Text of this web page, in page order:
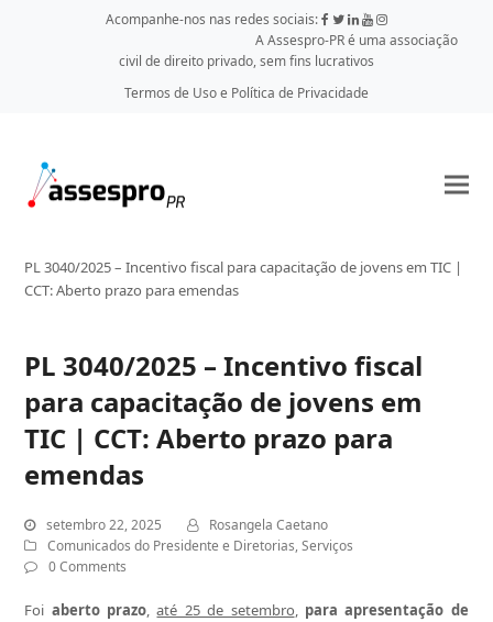
Acompanhe-nos nas redes sociais:
A Assespro-PR é uma associação
civil de direito privado, sem fins lucrativos
Termos de Uso e Política de Privacidade
PL 3040/2025 – Incentivo fiscal para capacitação de jovens em TIC |
CCT: Aberto prazo para emendas
PL 3040/2025 – Incentivo fiscal
para capacitação de jovens em
TIC | CCT: Aberto prazo para
emendas
setembro 22, 2025
Rosangela Caetano
Comunicados do Presidente e Diretorias,Serviços
0 Comments
Foi aberto prazo, até 25 de setembro,para apresentação de